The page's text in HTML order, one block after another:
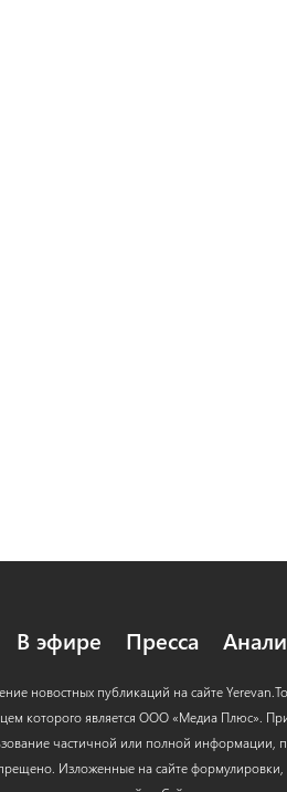
В эфире Пресса
новостных публикаций на сайте
которого является ООО «Медиа Плюс».
частичной или полной информации,
Изложенные на сайте формулировки,